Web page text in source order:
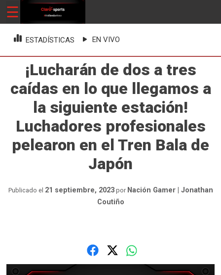
Skip
☰
ClaroSports
Más Claro que nunca
ESTADÍSTICAS EN VIVO
¡Lucharán de dos a tres
caídas en lo que llegamos a
la siguiente estación!
Luchadores profesionales
pelearon en el Tren Bala de
Japón
Publicado el 21 septiembre, 2023por Nación Gamer | Jonathan
Coutiño